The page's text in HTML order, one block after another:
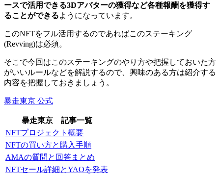
ースで活用できる3Dアバターの獲得など各種報酬を獲得す
ることができるようになっています。
このNFTをフル活用するのであればこのステーキング
(Revving)は必須。
そこで今回はこのステーキングのやり方や把握しておいた方
がいいルールなどを解説するので、興味のある方は紹介する
内容を把握しておきましょう。
暴走東京 公式
暴走東京 記事一覧
NFTプロジェクト概要
NFTの買い方と購入手順
AMAの質問と回答まとめ
NFTセール詳細とYAOを発表